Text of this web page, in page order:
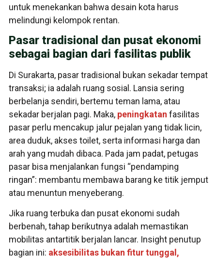
untuk menekankan bahwa desain kota harus
melindungi kelompok rentan.
Pasar tradisional dan pusat ekonomi
sebagai bagian dari fasilitas publik
Di Surakarta, pasar tradisional bukan sekadar tempat
transaksi; ia adalah ruang sosial. Lansia sering
berbelanja sendiri, bertemu teman lama, atau
sekadar berjalan pagi. Maka, peningkatan fasilitas
pasar perlu mencakup jalur pejalan yang tidak licin,
area duduk, akses toilet, serta informasi harga dan
arah yang mudah dibaca. Pada jam padat, petugas
pasar bisa menjalankan fungsi “pendamping
ringan”: membantu membawa barang ke titik jemput
atau menuntun menyeberang.
Jika ruang terbuka dan pusat ekonomi sudah
berbenah, tahap berikutnya adalah memastikan
mobilitas antartitik berjalan lancar. Insight penutup
bagian ini: aksesibilitas bukan fitur tunggal,